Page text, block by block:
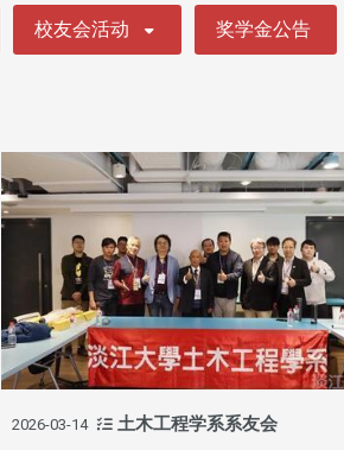
校友会活动 奖学金公告
2026-03-14 土木工程学系系友会